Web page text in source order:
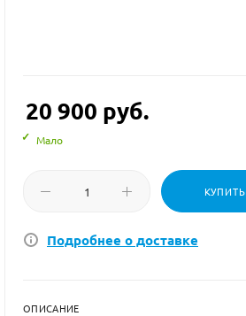
20 900 руб.
Мало
КУПИТЬ
Подробнее о доставке
ОПИСАНИЕ